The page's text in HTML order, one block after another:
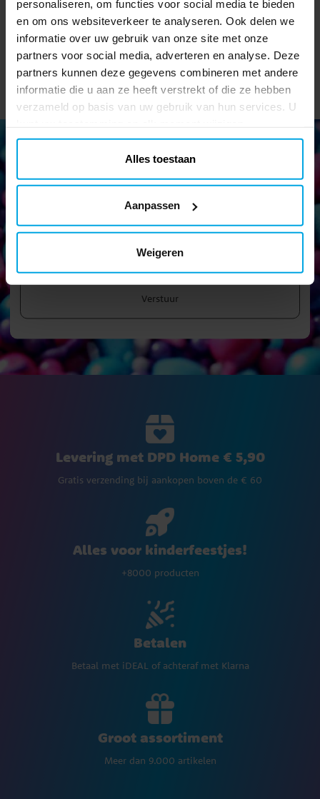
personaliseren, om functies voor social media te bieden
en om ons websiteverkeer te analyseren. Ook delen we
informatie over uw gebruik van onze site met onze
partners voor social media, adverteren en analyse. Deze
partners kunnen deze gegevens combineren met andere
informatie die u aan ze heeft verstrekt of die ze hebben
verzameld op basis van uw gebruik van hun services. U
Alles toestaan
Aanpassen
Weigeren
TOEVOEGEN TOEVOEGEN
Nieuwsbrief!
Blijf op de hoogte van al onze nieuwe artikelen en krijg leuke
tips en aanbiedingen!
Verstuur
Levering met DPD Home € 5,90
Gratis verzending bij aankopen boven de € 60
Alles voor kinderfeestjes!
+8000 producten
Betalen
Betaal met iDEAL of achteraf met Klarna
Groot assortiment
Meer dan 9.000 artikelen